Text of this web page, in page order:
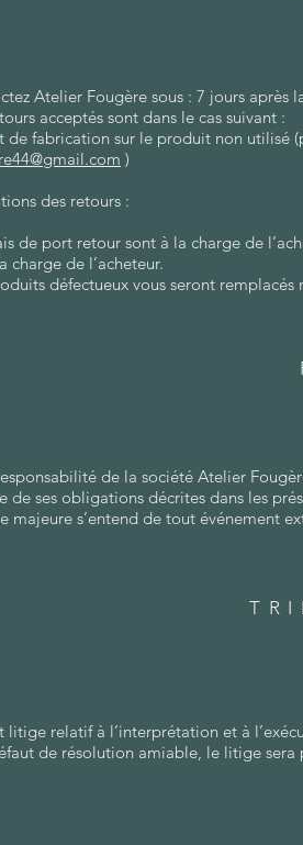
Atelier Fougère sous : 7 jours après
acceptés sont dans le cas suivant :
de fabrication sur le produit non utilisé
)
des retours :
de port retour sont à la charge de
charge de l’acheteur.
défectueux vous seront
de la société Atelier
de ses obligations décrites dans les
majeure s’entend de tout événement
litige relatif à l’interprétation et à
de résolution amiable, le litige